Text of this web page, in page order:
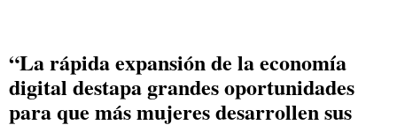
“La rápida expansión de la economía
digital destapa grandes oportunidades
para que más mujeres desarrollen sus